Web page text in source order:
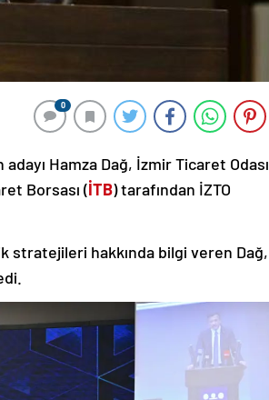
0
Hamza Dağ, İzmir Ticaret Odası
Borsası (İTB) tarafından İZTO
stratejileri hakkında bilgi veren Dağ,